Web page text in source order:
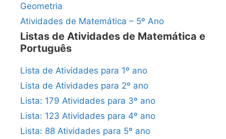
Geometria
Atividades de Matemática – 5º Ano
Listas de Atividades de Matemática e
Português
Lista de Atividades para 1º ano
Lista de Atividades para 2º ano
Lista: 179 Atividades para 3º ano
Lista: 123 Atividades para 4º ano
Lista: 88 Atividades para 5º ano